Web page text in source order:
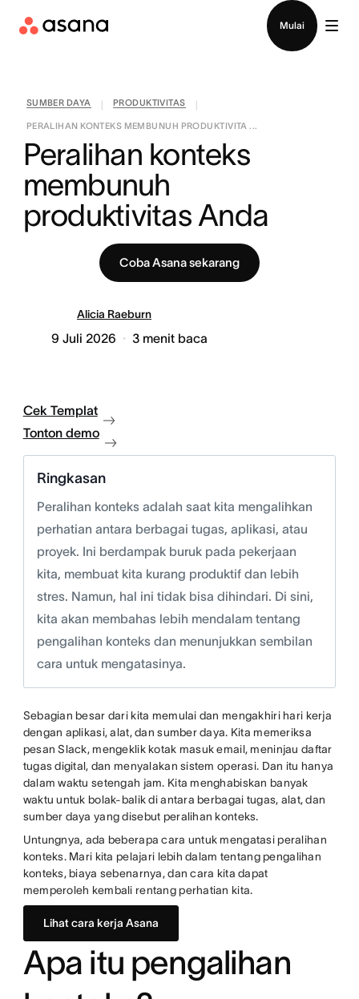
Mulai
SUMBER DAYA PRODUKTIVITAS
PERALIHAN KONTEKS MEMBUNUH PRODUKTIVITA ...
Peralihan konteks
membunuh
produktivitas Anda
Coba Asana sekarang
Alicia Raeburn
9 Juli 2026 3 menit baca
Cek Templat
Tonton demo
Ringkasan
Peralihan konteks adalah saat kita mengalihkan
perhatian antara berbagai tugas, aplikasi, atau
proyek. Ini berdampak buruk pada pekerjaan
kita, membuat kita kurang produktif dan lebih
stres. Namun, hal ini tidak bisa dihindari. Di sini,
kita akan membahas lebih mendalam tentang
pengalihan konteks dan menunjukkan sembilan
cara untuk mengatasinya.
Sebagian besar dari kita memulai dan mengakhiri hari kerja
dengan aplikasi, alat, dan sumber daya. Kita memeriksa
pesan Slack, mengeklik kotak masuk email, meninjau daftar
tugas digital, dan menyalakan sistem operasi. Dan itu hanya
dalam waktu setengah jam. Kita menghabiskan banyak
waktu untuk bolak-balik di antara berbagai tugas, alat, dan
sumber daya yang disebut peralihan konteks.
Untungnya, ada beberapa cara untuk mengatasi peralihan
konteks. Mari kita pelajari lebih dalam tentang pengalihan
konteks, biaya sebenarnya, dan cara kita dapat
memperoleh kembali rentang perhatian kita.
Lihat cara kerja Asana
Apa itu pengalihan